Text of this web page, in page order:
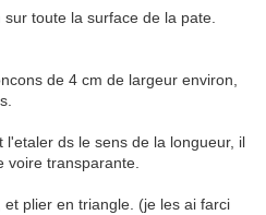
toute la surface de la pate.
de 4 cm de largeur environ,
ds le sens de la longueur, il
voire transparante.
plier en triangle. (je les ai farci